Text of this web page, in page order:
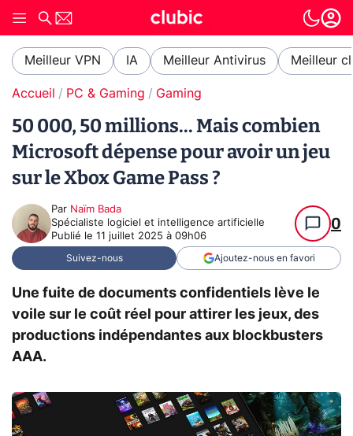
Meilleur VPN IA Meilleur Antivirus Meilleur
Accueil PC & Gaming Gaming
50 000, 50 millions... Mais combien
Microsoft dépense pour avoir un jeu
sur le Xbox Game Pass ?
Par Naïm Bada
Spécialiste logiciel et intelligence artificielle
Publié le 11 juillet 2025 à 09h06
0
Suivez-nous Ajoutez-nous en favori
Une fuite de documents confidentiels lève le
voile sur le coût réel pour attirer les jeux, des
productions indépendantes aux blockbusters
AAA.